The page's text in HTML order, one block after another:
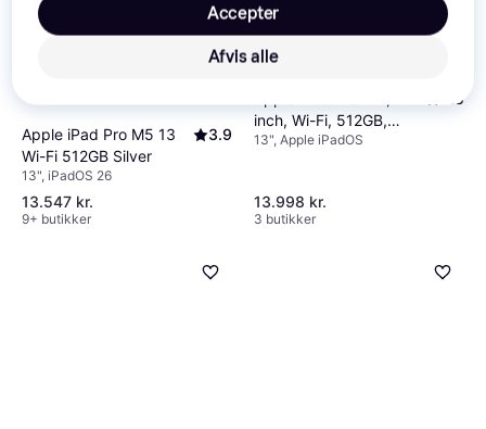
Apple iPad Pro M5 13
Wi-Fi 512GB Silver
3.9
13", iPadOS 26
13.547 kr.
9+ butikker
inch, Wi-Fi, 512GB,
Standard Glass, Space
4.5
13", Apple iPadOS
13.998 kr.
3 butikker
Afvis alle
Accepter